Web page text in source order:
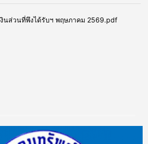
งินส่วนที่พึงได้รับฯ พฤษภาคม 2569.pdf